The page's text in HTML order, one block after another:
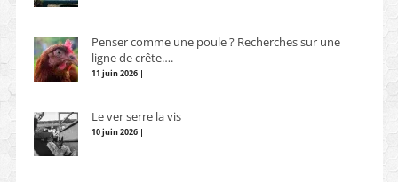
Penser comme une poule ? Recherches sur une
ligne de crête….
11 juin 2026 |
Le ver serre la vis
10 juin 2026 |